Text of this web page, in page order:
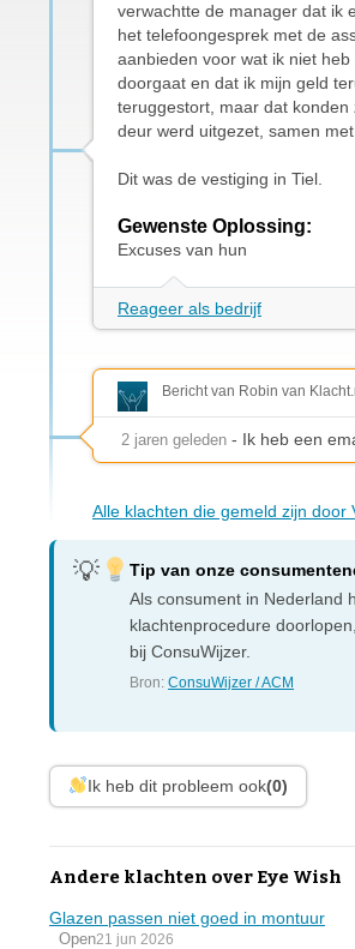
verwachtte de manager dat ik
het telefoongesprek met de
aanbieden voor wat ik niet
doorgaat en dat ik mijn geld
teruggestort, maar dat
deur werd uitgezet, samen
Dit was de vestiging in Tiel.
Gewenste Oplossing:
Excuses van hun
Reageer als bedrijf
Bericht van Robin van
2 jaren geleden - Ik heb een
Alle klachten die gemeld zijn door
Tip van onze
Als consument in Nederland
klachtenprocedure
bij ConsuWijzer.
Bron:ConsuWijzer / ACM
Ik heb dit probleem ook(0)
Andere klachten over Eye Wish
Glazen passen niet goed in montuur
Open21 jun 2026